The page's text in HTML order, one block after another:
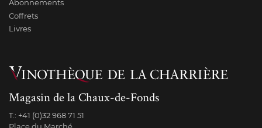
Abonnements
Coffrets
Livres
Magasin de la Chaux-de-Fonds
T.: +41 (0)32 968 71 51
Place du Marché